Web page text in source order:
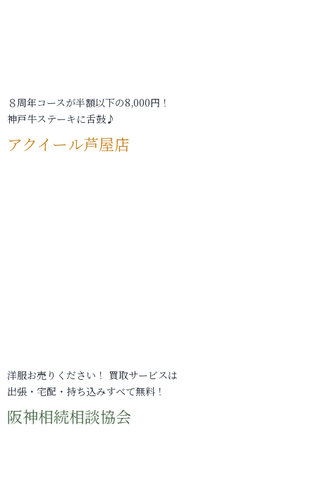
８周年コースが半額以下の8,000円！
神戸牛ステーキに舌鼓♪
アクイール芦屋店
洋服お売りください！ 買取サービスは
出張・宅配・持ち込みすべて無料！
阪神相続相談協会